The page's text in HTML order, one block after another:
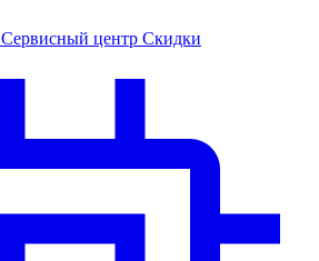
Сервисный центр Скидки